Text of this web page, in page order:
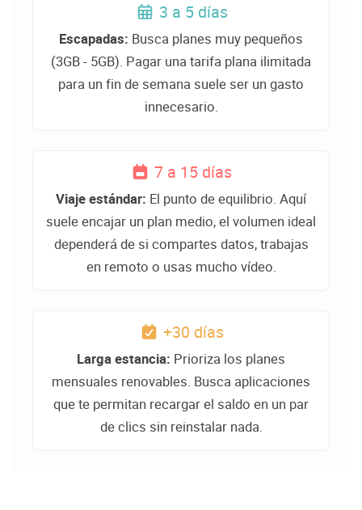
3 a 5 días
Escapadas: Busca planes muy pequeños
(3GB - 5GB). Pagar una tarifa plana ilimitada
para un fin de semana suele ser un gasto
innecesario.
7 a 15 días
Viaje estándar: El punto de equilibrio. Aquí
suele encajar un plan medio, el volumen ideal
dependerá de si compartes datos, trabajas
en remoto o usas mucho vídeo.
+30 días
Larga estancia: Prioriza los planes
mensuales renovables. Busca aplicaciones
que te permitan recargar el saldo en un par
de clics sin reinstalar nada.